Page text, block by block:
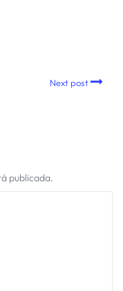
Next post
publicada.